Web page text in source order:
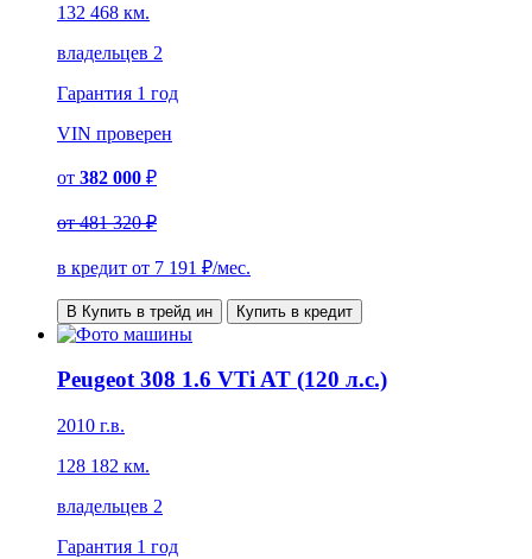
132 468 км.
владельцев 2
Гарантия 1 год
VIN проверен
от 382 000 ₽
от481 320 ₽
в кредит от 7 191 ₽/мес.
В Купить в трейд ин Купить в кредит
Peugeot 308 1.6 VTi AT (120 л.с.)
2010 г.в.
128 182 км.
владельцев 2
Гарантия 1 год